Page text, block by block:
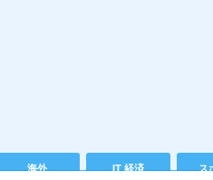
海外 IT 経済 ス